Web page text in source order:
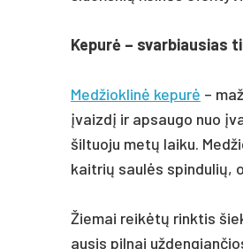
Kepurė – svarbiausias
Medžioklinė kepurė –
įvaizdį ir apsaugo nuo
šiltuoju metų laiku.
kaitrių saulės spindulių,
Žiemai reikėtų rinktis
ausis pilnai